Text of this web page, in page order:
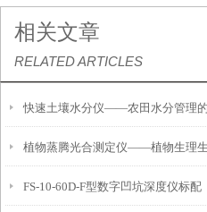
相关文章
RELATED ARTICLES
快速土壤水分仪——农田水分管理的
便携式检测工具
植物蒸腾光合测定仪——植物生理生
态的实时监测设备
FS-10-60D-F型数字凹坑深度仪标配